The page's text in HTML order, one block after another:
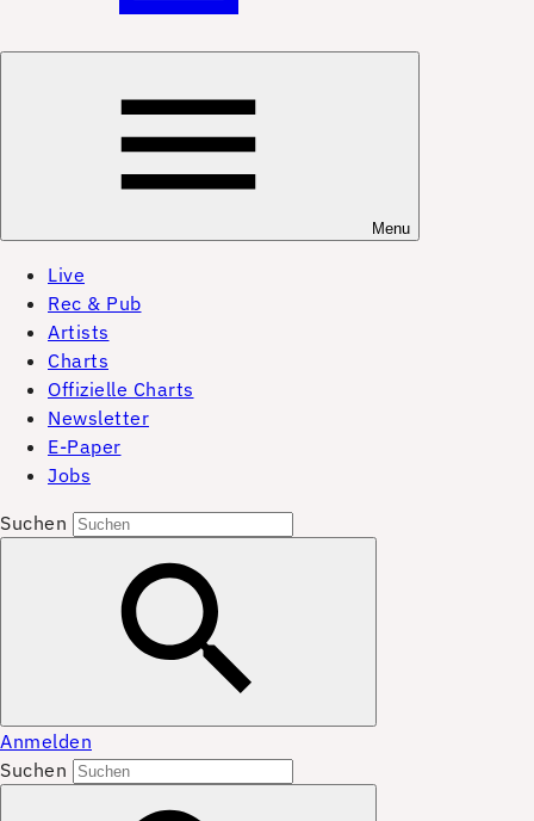
Menu
Live
Rec & Pub
Artists
Charts
Offizielle Charts
Newsletter
E-Paper
Jobs
Suchen
Anmelden
Suchen